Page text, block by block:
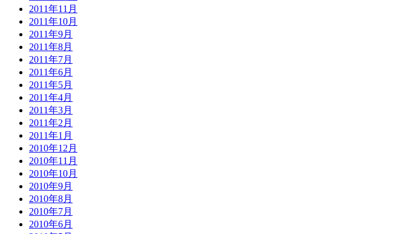
2011年11月
2011年10月
2011年9月
2011年8月
2011年7月
2011年6月
2011年5月
2011年4月
2011年3月
2011年2月
2011年1月
2010年12月
2010年11月
2010年10月
2010年9月
2010年8月
2010年7月
2010年6月